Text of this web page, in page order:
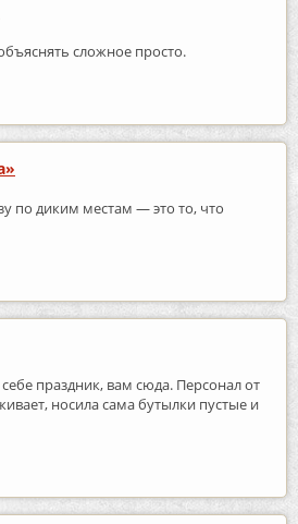
сложное просто.
по диким местам — это то, что
праздник, вам сюда. Персонал от
носила сама бутылки пустые и